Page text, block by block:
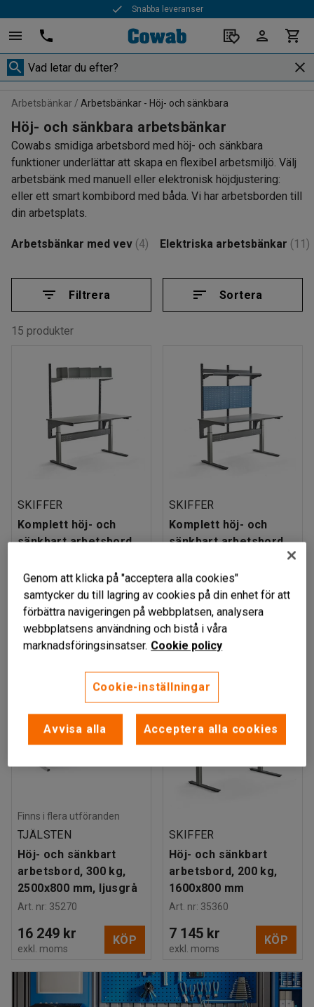
Snabba leveranser
Arbetsbänkar Arbetsbänkar - Höj- och sänkbara
Höj- och sänkbara arbetsbänkar
Cowabs smidiga arbetsbord med höj- och sänkbara
funktioner underlättar att skapa en flexibel arbetsmiljö. Välj
arbetsbänk med manuell eller elektronisk höjdjustering:
eller ett smart kombibord med båda. Vi har arbetsborden till
din arbetsplats.
Arbetsbänkar med vev (4) Elektriska arbetsbänkar (11)
Filtrera Sortera
15 produkter
SKIFFER
Komplett höj- och
sänkbart arbetsbord,
hyllplan med avdelare
Art. nr:35362
10 849 kr
exkl. moms
KÖP
SKIFFER
Komplett höj- och
sänkbart arbetsbord,
200 kg, 1600x800 mm,
verktygstavla och
hyllplan
Art. nr:35363
10 849 kr
exkl. moms
Finns i flera utföranden
TJÄLSTEN
Höj- och sänkbart
arbetsbord, 300 kg,
2500x800 mm, ljusgrå
Art. nr: 35270
16 249 kr
exkl. moms
KÖP
SKIFFER
Höj- och sänkbart
arbetsbord, 200 kg,
1600x800 mm
Art. nr: 35360
7 145 kr
exkl. moms
KÖP
Genom att klicka på "acceptera alla cookies"
samtycker du till lagring av cookies på din enhet för att
förbättra navigeringen på webbplatsen, analysera
webbplatsens användning och bistå i våra
marknadsföringsinsatser. Cookie policy
Cookie-inställningar
Avvisa alla Acceptera alla cookies